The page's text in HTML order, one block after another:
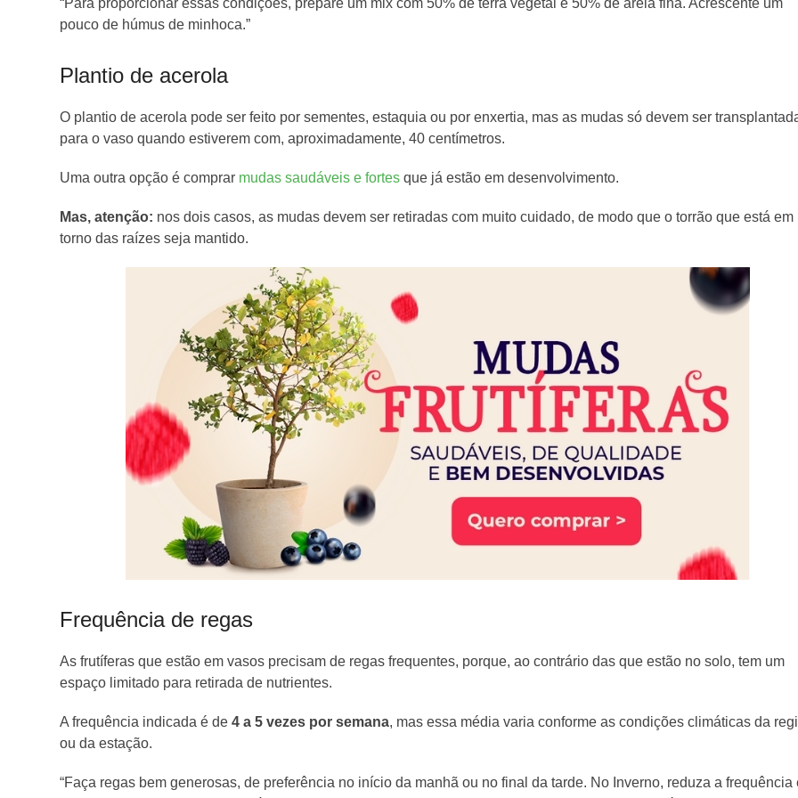
pouco de húmus de minhoca.”
Plantio de acerola
O plantio de acerola pode ser feito por sementes, estaquia ou por enxertia, mas as mudas só devem ser
para o vaso quando estiverem com, aproximadamente, 40 centímetros.
Uma outra opção é comprar mudas saudáveis e fortes que já estão em desenvolvimento.
Mas, atenção: nos dois casos, as mudas devem ser retiradas com muito cuidado, de modo que o torrão que está em
torno das raízes seja mantido.
Frequência de regas
As frutíferas que estão em vasos precisam de regas frequentes, porque, ao contrário das que estão no solo, tem um
espaço limitado para retirada de nutrientes.
A frequência indicada é de4 a 5 vezes por semana, mas essa média varia conforme as condições climáticas da
ou da estação.
“Faça regas bem generosas, de preferência no início da manhã ou no final da tarde. No Inverno, reduza a frequência